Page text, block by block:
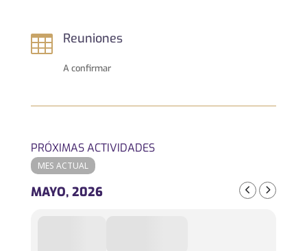
 Reuniones
A confirmar
PRÓXIMAS ACTIVIDADES
MES ACTUAL
MAYO, 2026